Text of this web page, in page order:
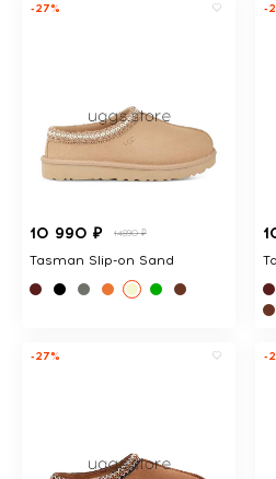
-27%
10 990 ₽ 14890 ₽
Tasman Slip-on Sand
-
-27% -